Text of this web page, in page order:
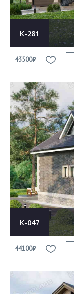
К-281
43500₽
К-047
44100₽